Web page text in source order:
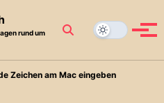
rund um
Blog Toggle search
Zeichen am Mac eingeben